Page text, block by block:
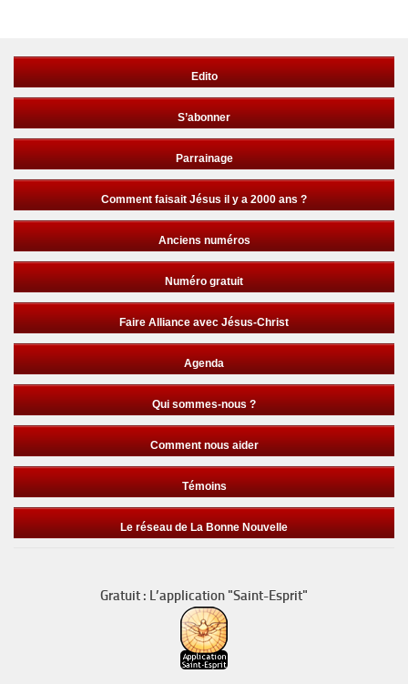
Edito
S’abonner
Parrainage
Comment faisait Jésus il y a 2000 ans ?
Anciens numéros
Numéro gratuit
Faire Alliance avec Jésus-Christ
Agenda
Qui sommes-nous ?
Comment nous aider
Témoins
Le réseau de La Bonne Nouvelle
Gratuit : L’application "Saint-Esprit"